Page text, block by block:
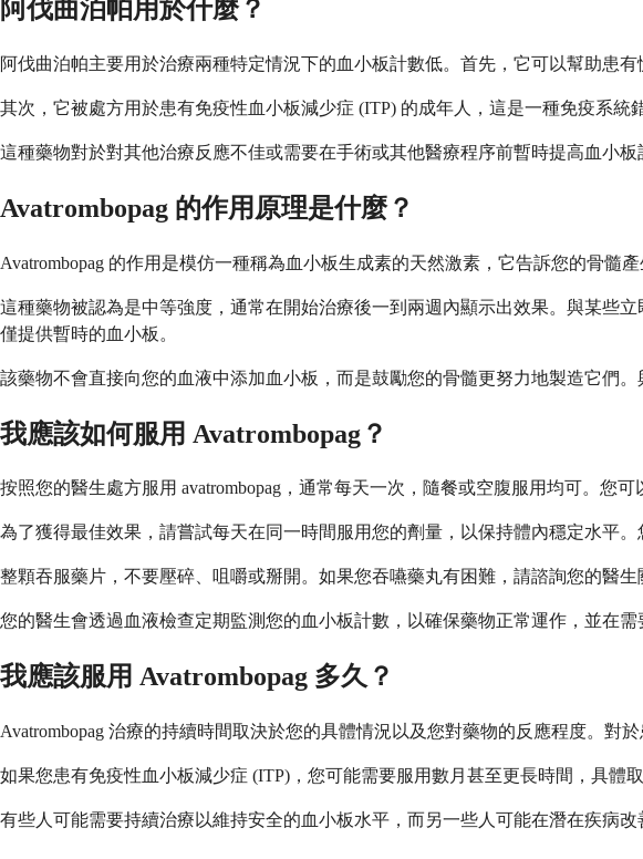
阿伐曲泊帕用於什麼？
阿伐曲泊帕主要用於治療兩種特定情況下的血小板計數低。首先，它可以幫助患
其次，它被處方用於患有免疫性血小板減少症 (ITP) 的成年人，這是一種免疫系
這種藥物對於對其他治療反應不佳或需要在手術或其他醫療程序前暫時提高血小
Avatrombopag 的作用原理是什麼？
Avatrombopag 的作用是模仿一種稱為血小板生成素的天然激素，它告訴您的骨髓
這種藥物被認為是中等強度，通常在開始治療後一到兩週內顯示出效果。與某些
僅提供暫時的血小板。
該藥物不會直接向您的血液中添加血小板，而是鼓勵您的骨髓更努力地製造它們
我應該如何服用 Avatrombopag？
按照您的醫生處方服用 avatrombopag，通常每天一次，隨餐或空腹服用均可。您
為了獲得最佳效果，請嘗試每天在同一時間服用您的劑量，以保持體內穩定水平
整顆吞服藥片，不要壓碎、咀嚼或掰開。如果您吞嚥藥丸有困難，請諮詢您的醫生
您的醫生會透過血液檢查定期監測您的血小板計數，以確保藥物正常運作，並在
我應該服用 Avatrombopag 多久？
Avatrombopag 治療的持續時間取決於您的具體情況以及您對藥物的反應程度。對
如果您患有免疫性血小板減少症 (ITP)，您可能需要服用數月甚至更長時間，具體
有些人可能需要持續治療以維持安全的血小板水平，而另一些人可能在潛在疾病